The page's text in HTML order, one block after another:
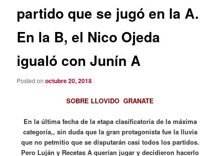
partido que se jugó en la A.
En la B, el Nico Ojeda
igualó con Junín A
Posted onoctubre 20, 2018
SOBRE LLOVIDO GRANATE
En la última fecha de la etapa clasificatoria de la máxima
categoría,, sin duda que la gran protagonista fue la lluvia
que no petmitio que se disputarán casi todos los partidos.
Pero Luján y Recetas A querían jugar y decidieron hacerlo